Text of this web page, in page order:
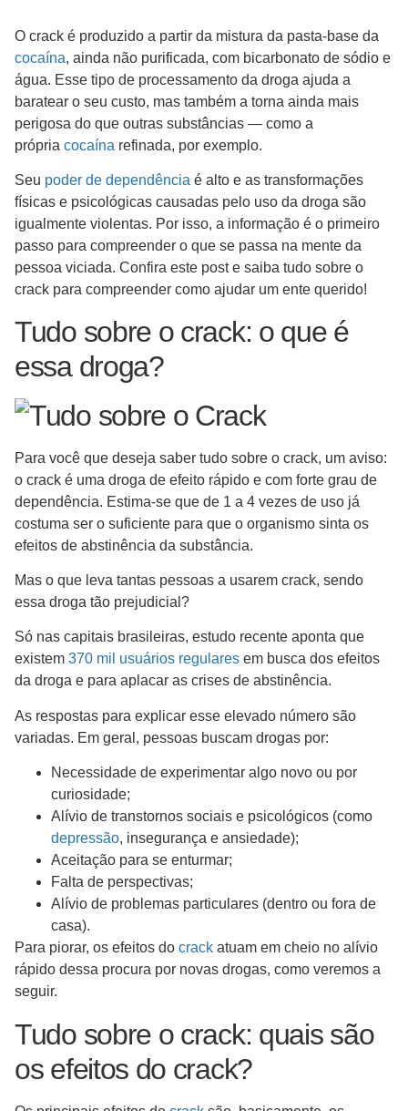
O crack é produzido a partir da mistura da pasta-base da
cocaína, ainda não purificada, com bicarbonato de sódio e
água. Esse tipo de processamento da droga ajuda a
baratear o seu custo, mas também a torna ainda mais
perigosa do que outras substâncias — como a
própria cocaína refinada, por exemplo.
Seu poder de dependência é alto e as transformações
físicas e psicológicas causadas pelo uso da droga são
igualmente violentas. Por isso, a informação é o primeiro
passo para compreender o que se passa na mente da
pessoa viciada. Confira este post e saiba tudo sobre o
crack para compreender como ajudar um ente querido!
Tudo sobre o crack: o que é
essa droga?
Para você que deseja saber tudo sobre o crack, um aviso:
o crack é uma droga de efeito rápido e com forte grau de
dependência. Estima-se que de 1 a 4 vezes de uso já
costuma ser o suficiente para que o organismo sinta os
efeitos de abstinência da substância.
Mas o que leva tantas pessoas a usarem crack, sendo
essa droga tão prejudicial?
Só nas capitais brasileiras, estudo recente aponta que
existem 370 mil usuários regulares em busca dos efeitos
da droga e para aplacar as crises de abstinência.
As respostas para explicar esse elevado número são
variadas. Em geral, pessoas buscam drogas por:
Necessidade de experimentar algo novo ou por
curiosidade;
Alívio de transtornos sociais e psicológicos (como
depressão, insegurança e ansiedade);
Aceitação para se enturmar;
Falta de perspectivas;
Alívio de problemas particulares (dentro ou fora de
casa).
Para piorar, os efeitos do crack atuam em cheio no alívio
rápido dessa procura por novas drogas, como veremos a
seguir.
Tudo sobre o crack: quais são
os efeitos do crack?